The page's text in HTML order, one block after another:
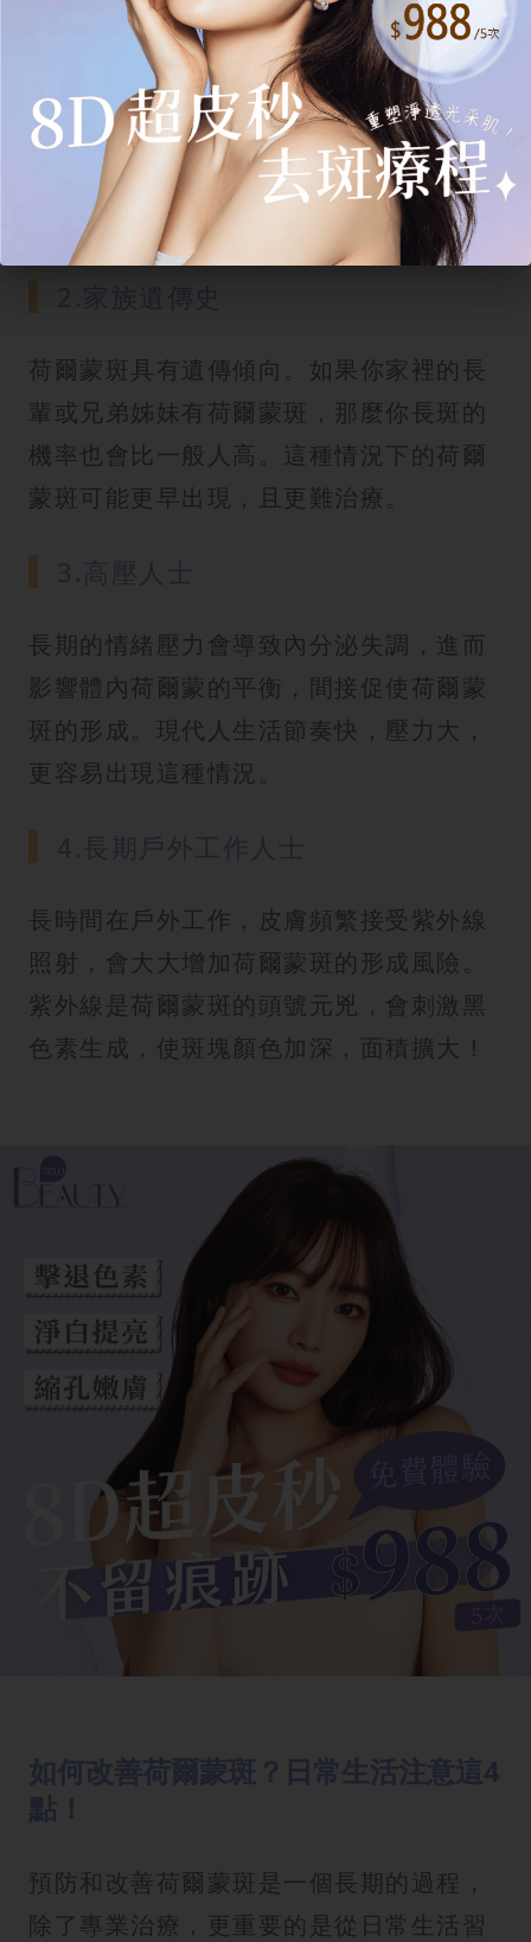
懷孕是荷爾蒙斑最主要的誘因之一。在懷
孕期間，女性體內的荷爾蒙激素分泌影響
之下，雌激素和黃體酮水平會大幅升高，
這會刺激黑色素細胞，導致妊娠斑的出
現。通常在生產後，荷爾蒙水平會慢慢恢
復正常，但斑點不一定會完全消失。
荷爾蒙斑具有遺傳傾向。如果你家裡的長
輩或兄弟姊妹有荷爾蒙斑，那麼你長斑的
機率也會比一般人高。這種情況下的荷爾
蒙斑可能更早出現，且更難治療。
長期的情緒壓力會導致內分泌失調，進而
影響體內荷爾蒙的平衡，間接促使荷爾蒙
斑的形成。現代人生活節奏快，壓力大，
更容易出現這種情況。
長時間在戶外工作，皮膚頻繁接受紫外線
照射，會大大增加荷爾蒙斑的形成風險。
紫外線是荷爾蒙斑的頭號元兇，會刺激黑
色素生成，使斑塊顏色加深，面積擴大！
預防和改善荷爾蒙斑是一個長期的過程，
除了專業治療，更重要的是從日常生活習